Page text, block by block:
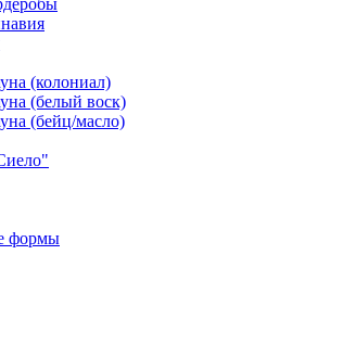
(колониал)
(белый воск)
(бейц/масло)
формы